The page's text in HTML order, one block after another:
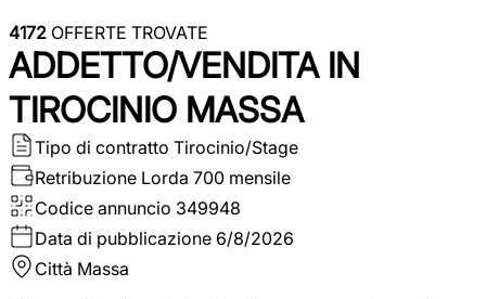
4172 OFFERTE TROVATE
ADDETTO/VENDITA IN
TIROCINIO MASSA
Tipo di contratto Tirocinio/Stage
Retribuzione Lorda 700 mensile
Codice annuncio 349948
Data di pubblicazione 6/8/2026
Città Massa